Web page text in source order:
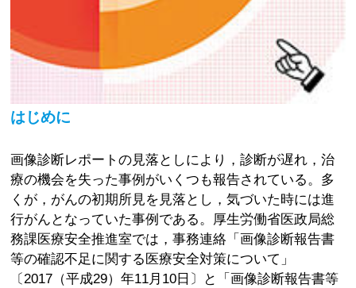
はじめに
画像診断レポートの見落としにより，診断が遅れ，治
療の機会を失った事例がいくつも報告されている。多
くが，がんの初期所見を見落とし，気づいた時には進
行がんとなっていた事例である。厚生労働省医政局総
務課医療安全推進室では，事務連絡「画像診断報告書
等の確認不足に関する医療安全対策について」
〔2017（平成29）年11月10日〕と「画像診断報告書等